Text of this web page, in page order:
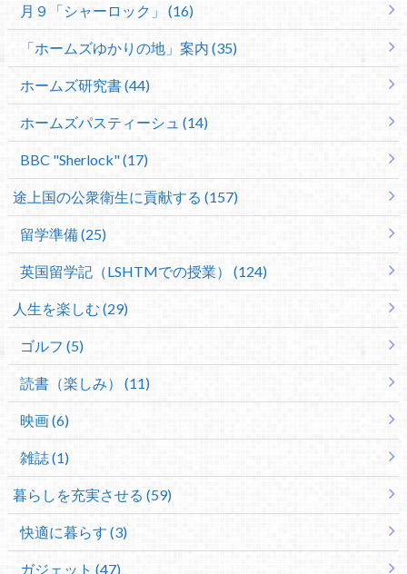
月９「シャーロック」 (16)
「ホームズゆかりの地」案内 (35)
ホームズ研究書 (44)
ホームズパスティーシュ (14)
BBC "Sherlock" (17)
途上国の公衆衛生に貢献する (157)
留学準備 (25)
英国留学記（LSHTMでの授業） (124)
人生を楽しむ (29)
ゴルフ (5)
読書（楽しみ） (11)
映画 (6)
雑誌 (1)
暮らしを充実させる (59)
快適に暮らす (3)
ガジェット (47)